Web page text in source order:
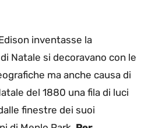
inventasse la
Natale si decoravano con le
ma anche causa di
del 1880 una fila di luci
finestre dei suoi